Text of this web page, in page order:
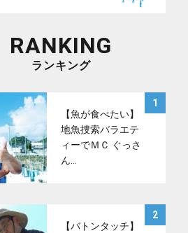
RANKING
ランキング
1
【魚が食べたい】
地魚捜索バラエテ
ィーでＭＣ ぐっさ
ん…
2
【バトンタッチ】